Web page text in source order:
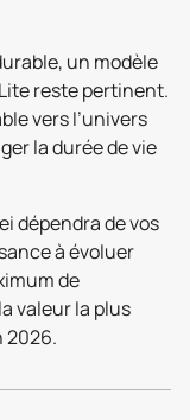
un modèle
reste pertinent.
vers l’univers
la durée de vie
dépendra de vos
à évoluer
de
valeur la plus
2026.